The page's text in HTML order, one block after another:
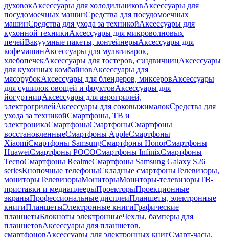
духовокАксессуары для холодильниковАксессуары для
посудомоечных машинСредства для посудомоечных
машинСредства для ухода за техникойАксессуары для
кухонной техникиАксессуары для микроволновых
печейВакуумные пакеты, контейнерыАксессуары для
кофемашинАксессуары для мультиварок,
хлебопечекАксессуары для тостеров, сэндвичницАксессуары
для кухонных комбайновАксессуары для
мясорубокАксессуары для блендеров, миксеровАксессуары
для сушилок овощей и фруктовАксессуары для
йогуртницАксессуары для аэрогрилей,
электрогрилейАксессуары для соковыжималокСредства для
ухода за техникойСмартфоны, ТВ и
электроникаСмартфоныСмартфоныСмартфоны
восстановленныеСмартфоны AppleСмартфоны
XiaomiСмартфоны SamsungСмартфоны HonorСмартфоны
HuaweiСмартфоны POCOСмартфоны InfinixСмартфоны
TecnoСмартфоны RealmeСмартфоны Samsung Galaxy S26
seriesКнопочные телефоныСкладные смартфоныТелевизоры,
мониторыТелевизорыМониторыМониторы-телевизорыТВ-
приставки и медиаплеерыПроекторыПроекционные
экраныПрофессиональные дисплеиПланшеты, электронные
книгиПланшетыЭлектронные книгиГрафические
планшетыБлокноты электронныеЧехлы, бамперы для
планшетовАксессуары для планшетов,
смартфоновАксессуары для электронных книгСмарт-часы,